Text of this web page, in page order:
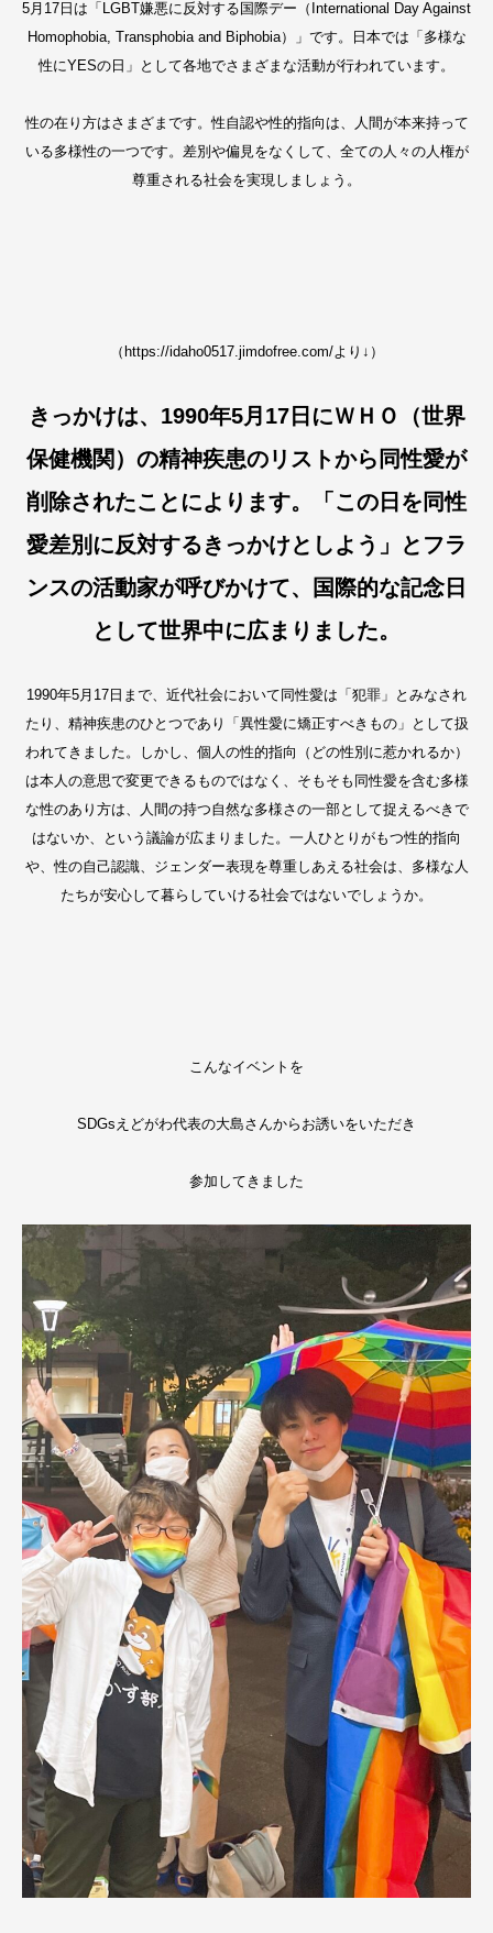
5月17日は「LGBT嫌悪に反対する国際デー（International Day Against
Homophobia, Transphobia and Biphobia）」です。日本では「多様な
性にYESの日」として各地でさまざまな活動が行われています。
性の在り方はさまざまです。性自認や性的指向は、人間が本来持って
いる多様性の一つです。差別や偏見をなくして、全ての人々の人権が
尊重される社会を実現しましょう。
（https://idaho0517.jimdofree.com/より↓）
きっかけは、1990年5月17日にＷＨＯ（世界
保健機関）の精神疾患のリストから同性愛が
削除されたことによります。「この日を同性
愛差別に反対するきっかけとしよう」とフラ
ンスの活動家が呼びかけて、国際的な記念日
として世界中に広まりました。
1990年5月17日まで、近代社会において同性愛は「犯罪」とみなされ
たり、精神疾患のひとつであり「異性愛に矯正すべきもの」として扱
われてきました。しかし、個人の性的指向（どの性別に惹かれるか）
は本人の意思で変更できるものではなく、そもそも同性愛を含む多様
な性のあり方は、人間の持つ自然な多様さの一部として捉えるべきで
はないか、という議論が広まりました。一人ひとりがもつ性的指向
や、性の自己認識、ジェンダー表現を尊重しあえる社会は、多様な人
たちが安心して暮らしていける社会ではないでしょうか。
こんなイベントを
SDGsえどがわ代表の大島さんからお誘いをいただき
参加してきました